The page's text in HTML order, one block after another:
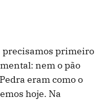
precisamos primeiro
nem o pão
eram como o
hoje. Na